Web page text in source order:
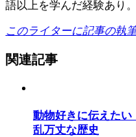
語以上を学んだ経験あり
このライターに記事の執
関連記事
動物好きに伝えたい
乱万丈な歴史